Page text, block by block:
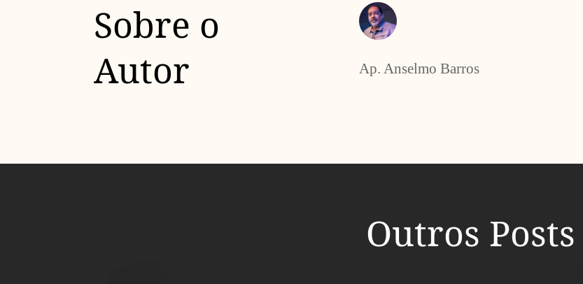
Sobre o
Autor
Ap. Anselmo Barros
Outros Posts